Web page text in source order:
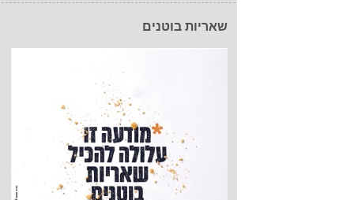
שאריות בוטנים